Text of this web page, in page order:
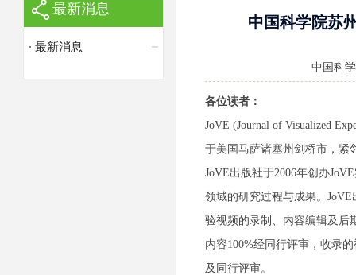
最新消息
最新消息
中国科学院苏
中国科
各位读者：
JoVE (Journal of Visualized
于美国马萨诸塞州剑桥市，紧
JoVE出版社于2006年创办
领域的研究过程与成果。
验视频的录制、内容编辑及后
内容100%经同行评审，收录
及同行评审。